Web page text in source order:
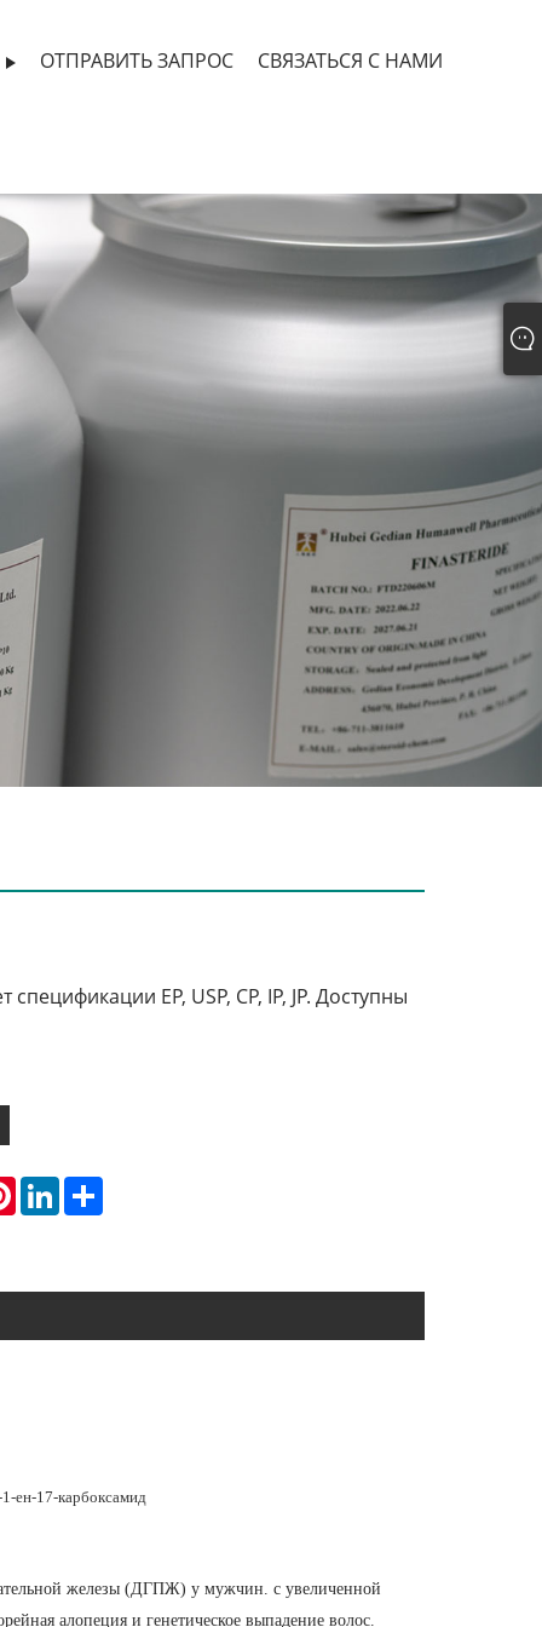
ОТПРАВИТЬ ЗАПРОС СВЯЗАТЬСЯ С НАМИ
спецификации EP, USP, CP, IP, JP. Доступны
PinterestLinkedInShare
ен-17-карбоксамид
железы (ДГПЖ) у мужчин. с увеличенной
алопеция и генетическое выпадение волос.